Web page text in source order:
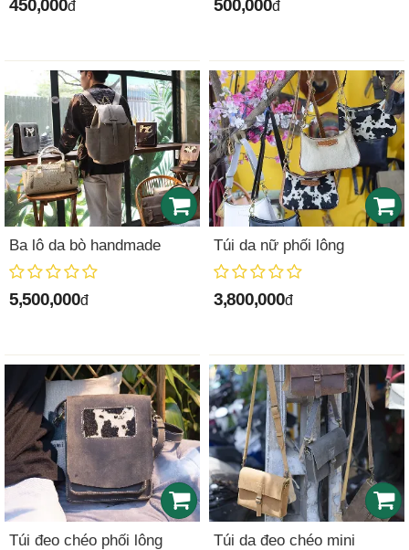
450,000đ 500,000đ
Ba lô da bò handmade
5,500,000đ
Túi da nữ phối lông
3,800,000đ
Túi đeo chéo phối lông Túi da đeo chéo mini